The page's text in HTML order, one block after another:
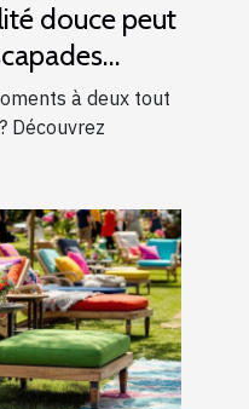
douce peut
à deux tout
Découvrez